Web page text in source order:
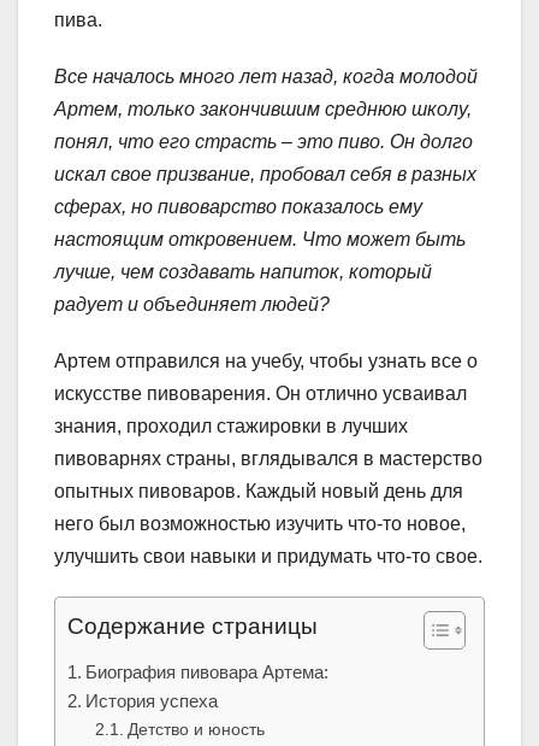
пива.
Все началось много лет назад, когда молодой
Артем, только закончившим среднюю школу,
понял, что его страсть – это пиво. Он долго
искал свое призвание, пробовал себя в разных
сферах, но пивоварство показалось ему
настоящим откровением. Что может быть
лучше, чем создавать напиток, который
радует и объединяет людей?
Артем отправился на учебу, чтобы узнать все о
искусстве пивоварения. Он отлично усваивал
знания, проходил стажировки в лучших
пивоварнях страны, вглядывался в мастерство
опытных пивоваров. Каждый новый день для
него был возможностью изучить что-то новое,
улучшить свои навыки и придумать что-то свое.
Содержание страницы
Биография пивовара Артема:
История успеха
Детство и юность